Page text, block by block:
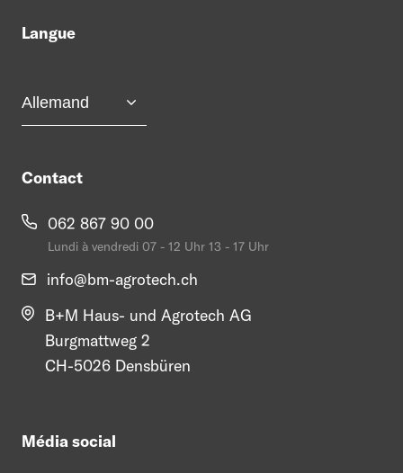
Langue
Contact
062 867 90 00
Lundi à vendredi 07 - 12 Uhr 13 - 17 Uhr
info@bm-agrotech.ch
B+M Haus- und Agrotech AG
Burgmattweg 2
CH-5026 Densbüren
Média social